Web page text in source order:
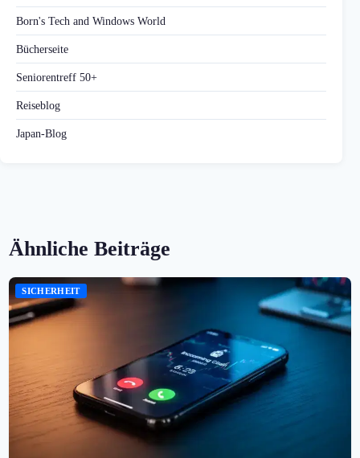
Born's Tech and Windows World
Bücherseite
Seniorentreff 50+
Reiseblog
Japan-Blog
Ähnliche Beiträge
SICHERHEIT